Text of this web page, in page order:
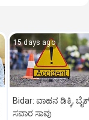
15 days ago
Bidar: ವಾಹನ ಡಿಕ್ಕಿ,
ಸವಾರ ಸಾವು